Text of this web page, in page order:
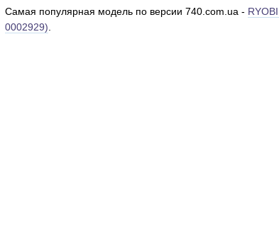
Самая популярная модель по версии 740.com.ua -
0002929).